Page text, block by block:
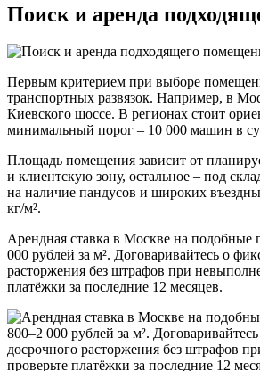
Поиск и аренда
Первым критерием при выборе
транспортных развязок. Например, в
Киевского шоссе. В регионах стоит
минимальный порог – 10 000 машин в
Площадь помещения зависит от
и клиентскую зону, остальное – под
на наличие пандусов и широких
кг/м².
Арендная ставка в Москве на подобные
000 рублей за м². Договаривайтесь о
расторжения без штрафов при
платёжки за последние 12 месяцев.